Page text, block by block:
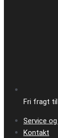
Fri fragt
Service
Kontakt